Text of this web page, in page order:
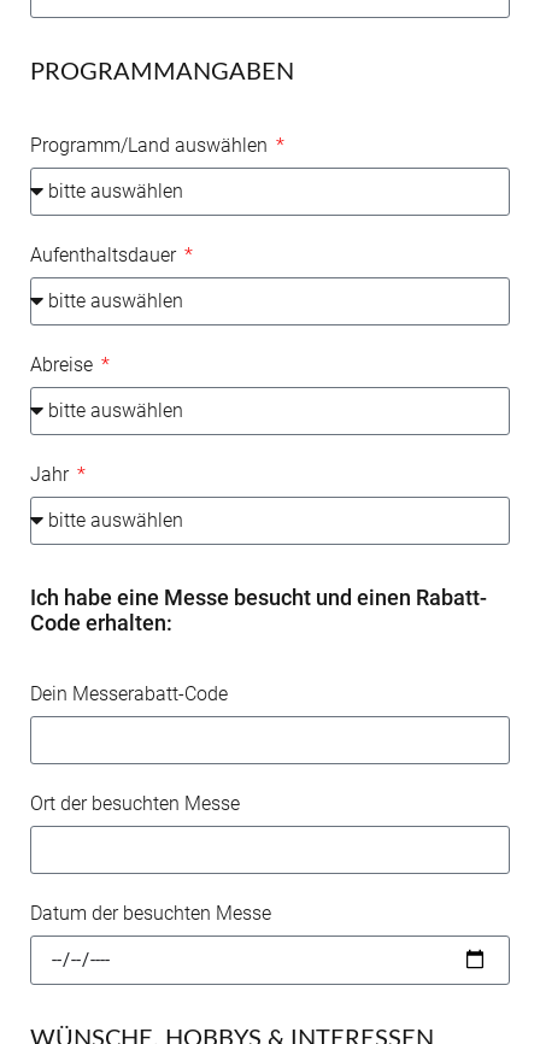
PROGRAMMANGABEN
Programm/Land auswählen
Aufenthaltsdauer
Abreise
Jahr
Ich habe eine Messe besucht und einen Rabatt-
Code erhalten:
Dein Messerabatt-Code
Ort der besuchten Messe
Datum der besuchten Messe
WÜNSCHE, HOBBYS & INTERESSEN